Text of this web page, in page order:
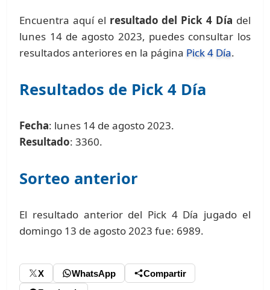
Encuentra aquí el resultado del Pick 4 Día del
lunes 14 de agosto 2023, puedes consultar los
resultados anteriores en la página Pick 4 Día.
Resultados de Pick 4 Día
Fecha: lunes 14 de agosto 2023.
Resultado: 3360.
Sorteo anterior
El resultado anterior del Pick 4 Día jugado el
domingo 13 de agosto 2023 fue: 6989.
X WhatsApp
Compartir